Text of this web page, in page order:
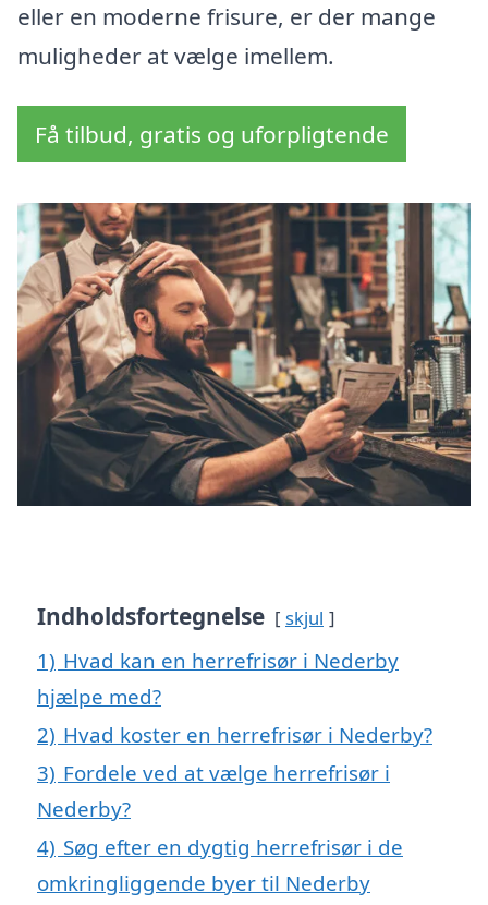
eller en moderne frisure, er der mange
muligheder at vælge imellem.
Få tilbud, gratis og uforpligtende
Indholdsfortegnelse skjul
1) Hvad kan en herrefrisør i Nederby
hjælpe med?
2) Hvad koster en herrefrisør i Nederby?
3) Fordele ved at vælge herrefrisør i
Nederby?
4) Søg efter en dygtig herrefrisør i de
omkringliggende byer til Nederby